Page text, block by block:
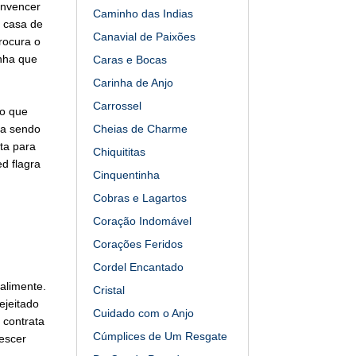
de
o
que
que
sendo
para
flagra
Caminho das Indias
Canavial de Paixões
Caras e Bocas
Carinha de Anjo
Carrossel
Cheias de Charme
Chiquititas
Cinquentinha
Cobras e Lagartos
Coração Indomável
Corações Feridos
Cordel Encantado
Cristal
Cuidado com o Anjo
Cúmplices de Um Resgate